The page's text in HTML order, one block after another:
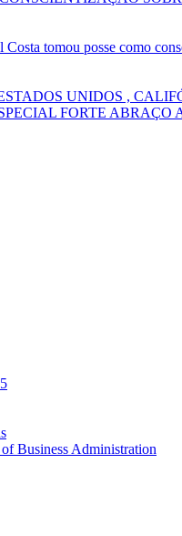
tomou posse como
UNIDOS ,
FORTE
Business Administration